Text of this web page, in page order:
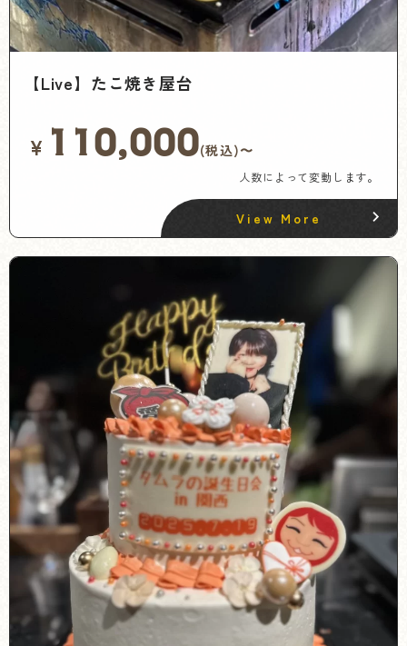
【Live】たこ焼き屋台
¥ 110,000(税込)〜
人数によって変動します。
View More